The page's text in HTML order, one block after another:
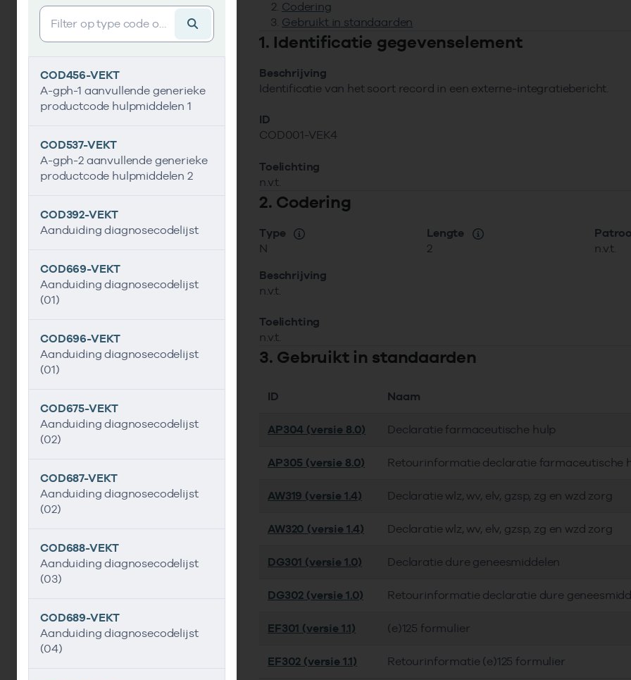
Vind gegevens&shy;element
COD456-VEKT
A-gph-1 aanvullende generieke
productcode hulpmiddelen 1
COD537-VEKT
A-gph-2 aanvullende generieke
productcode hulpmiddelen 2
COD392-VEKT
Aanduiding diagnosecodelijst
COD669-VEKT
Aanduiding diagnosecodelijst
(01)
COD696-VEKT
Aanduiding diagnosecodelijst
(01)
COD675-VEKT
Aanduiding diagnosecodelijst
(02)
COD687-VEKT
Aanduiding diagnosecodelijst
(02)
COD688-VEKT
Aanduiding diagnosecodelijst
(03)
COD689-VEKT
Aanduiding diagnosecodelijst
(04)
Codering
Gebruikt in standaarden
1. Identificatie gegevenselement
Beschrijving
Identificatie van het soort record in een externe-integratiebericht.
ID
COD001-VEK4
Toelichting
n.v.t.
2. Codering
Type
N
Lengte
2
n.v.t.
Beschrijving
n.v.t.
Toelichting
n.v.t.
3. Gebruikt in standaarden
ID Naam
AP304 (versie 8.0) Declaratie farmaceutische hulp
AP305 (versie 8.0) Retourinformatie declaratie farmaceutische
AW319 (versie 1.4) Declaratie wlz, wv, elv, gzsp, zg en wzd zorg
AW320 (versie 1.4) Declaratie wlz, wv, elv, gzsp, zg en wzd zorg
DG301 (versie 1.0) Declaratie dure geneesmiddelen
DG302 (versie 1.0) Retourinformatie declaratie dure
EF301 (versie 1.1) (e)125 formulier
EF302 (versie 1.1) Retourinformatie (e)125 formulier